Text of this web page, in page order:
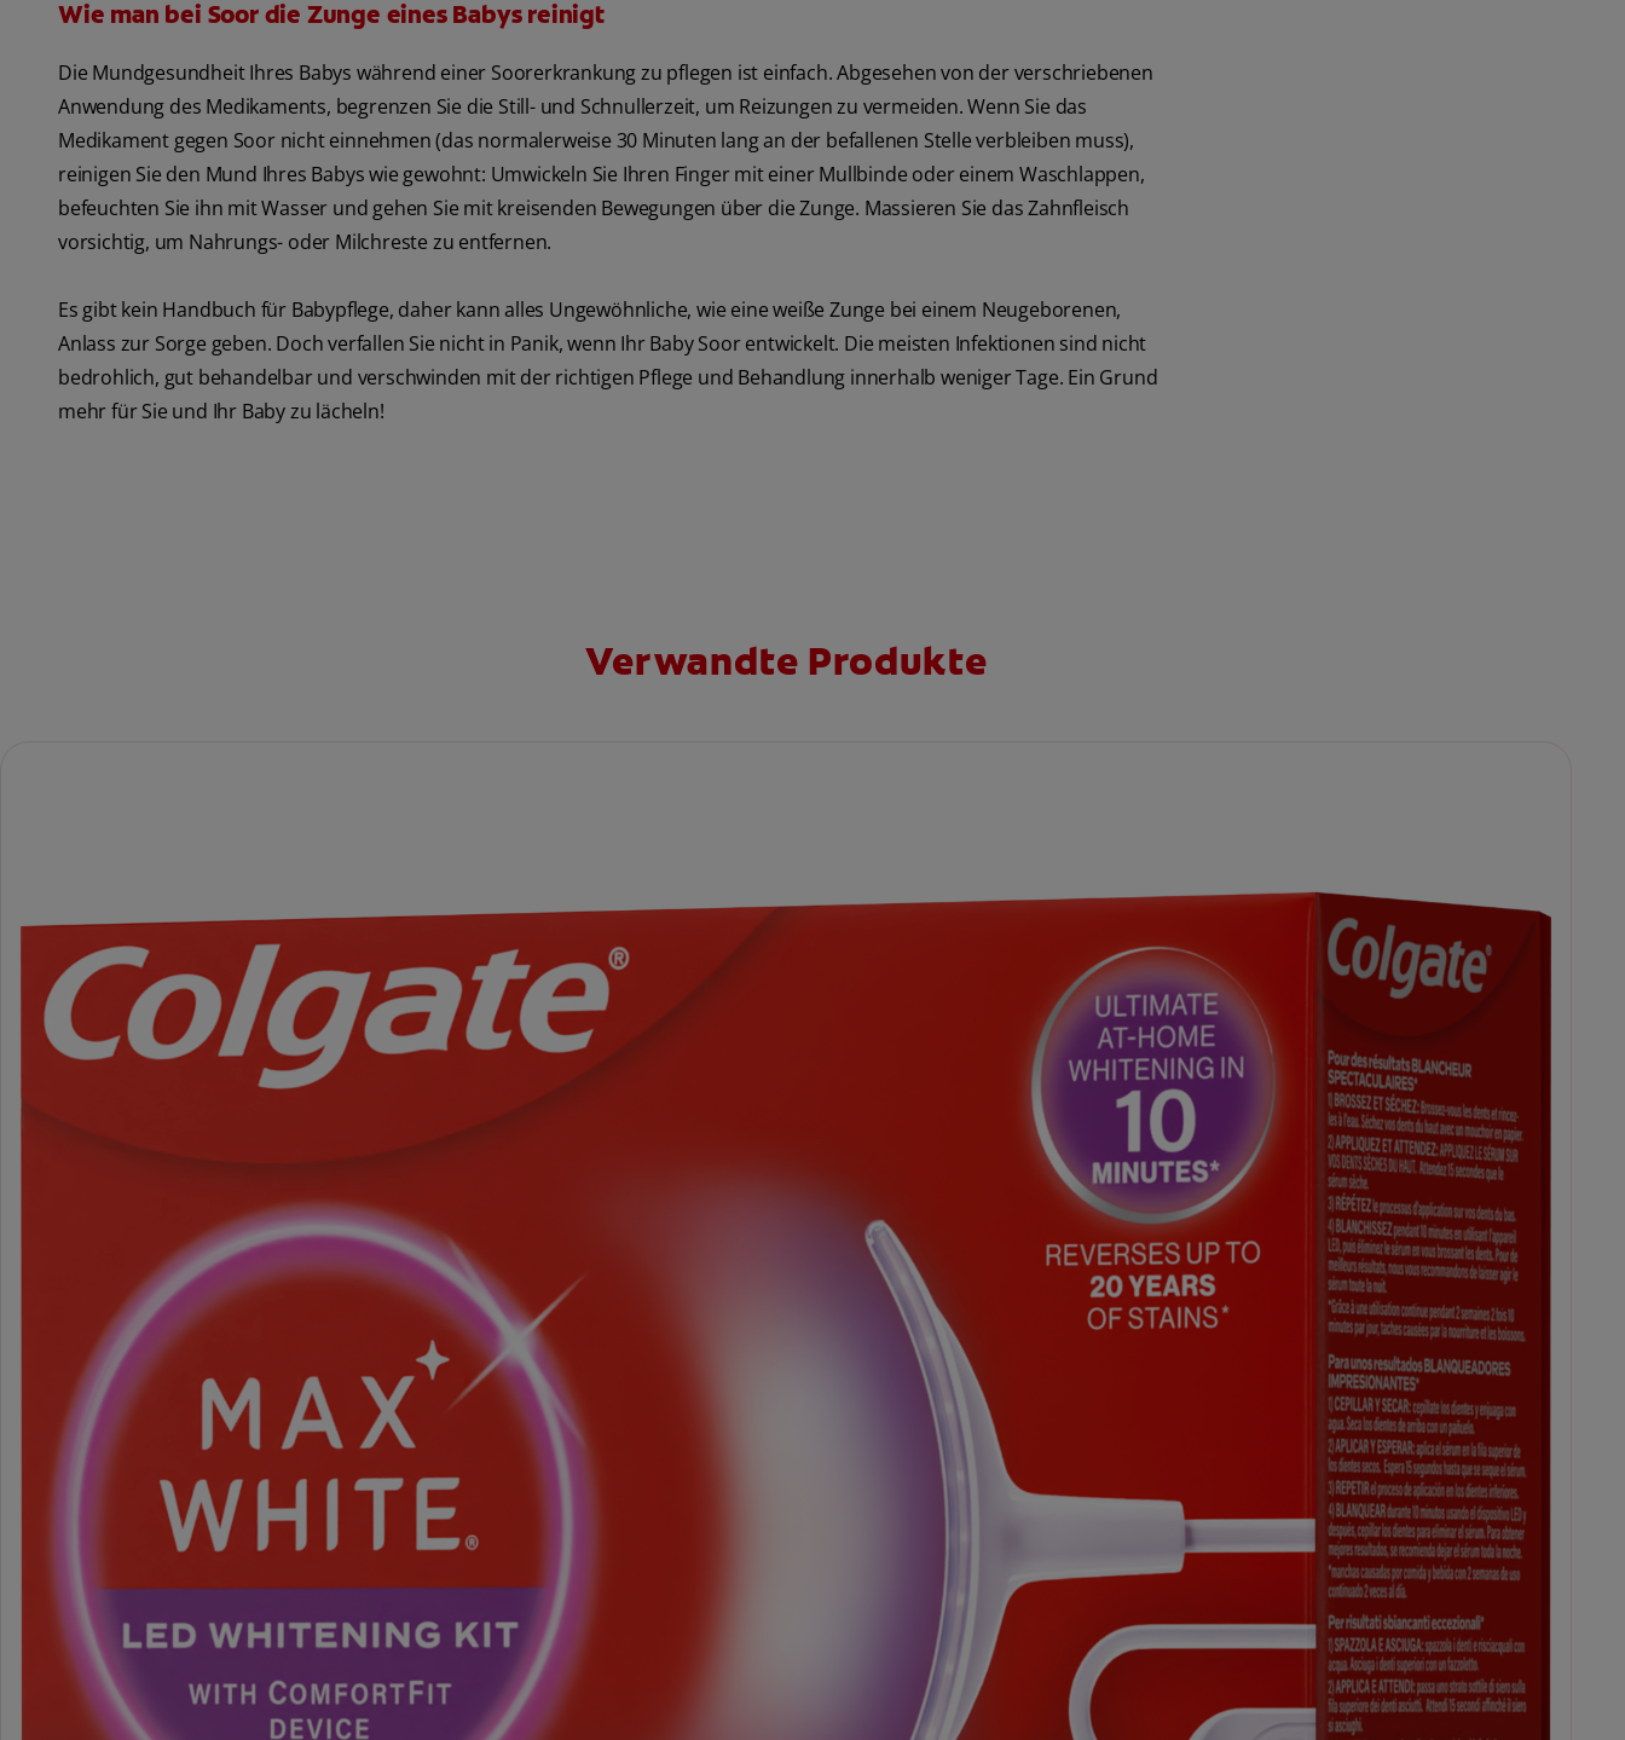
Wie man bei Soor die Zunge eines Babys reinigt
Die Mundgesundheit Ihres Babys während einer Soorerkrankung zu pflegen ist einfach. Abgesehen von der verschriebenen
Anwendung des Medikaments, begrenzen Sie die Still- und Schnullerzeit, um Reizungen zu vermeiden. Wenn Sie das
Medikament gegen Soor nicht einnehmen (das normalerweise 30 Minuten lang an der befallenen Stelle verbleiben muss),
reinigen Sie den Mund Ihres Babys wie gewohnt: Umwickeln Sie Ihren Finger mit einer Mullbinde oder einem Waschlappen,
befeuchten Sie ihn mit Wasser und gehen Sie mit kreisenden Bewegungen über die Zunge. Massieren Sie das Zahnfleisch
vorsichtig, um Nahrungs- oder Milchreste zu entfernen.
Es gibt kein Handbuch für Babypflege, daher kann alles Ungewöhnliche, wie eine weiße Zunge bei einem Neugeborenen,
Anlass zur Sorge geben. Doch verfallen Sie nicht in Panik, wenn Ihr Baby Soor entwickelt. Die meisten Infektionen sind nicht
bedrohlich, gut behandelbar und verschwinden mit der richtigen Pflege und Behandlung innerhalb weniger Tage. Ein Grund
mehr für Sie und Ihr Baby zu lächeln!
Verwandte Produkte